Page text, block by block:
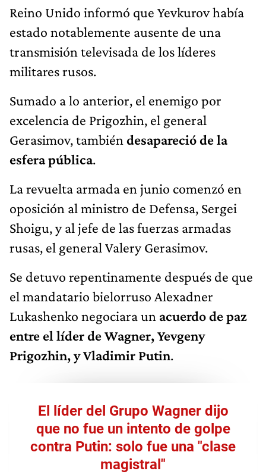
Reino Unido informó que Yevkurov había
estado notablemente ausente de una
transmisión televisada de los líderes
militares rusos.
Sumado a lo anterior, el enemigo por
excelencia de Prigozhin, el general
Gerasimov, también desapareció de la
esfera pública.
La revuelta armada en junio comenzó en
oposición al ministro de Defensa, Sergei
Shoigu, y al jefe de las fuerzas armadas
rusas, el general Valery Gerasimov.
Se detuvo repentinamente después de que
el mandatario bielorruso Alexadner
Lukashenko negociara un acuerdo de paz
entre el líder de Wagner, Yevgeny
Prigozhin, y Vladimir Putin.
El líder del Grupo Wagner dijo
que no fue un intento de golpe
contra Putin: solo fue una "clase
magistral"